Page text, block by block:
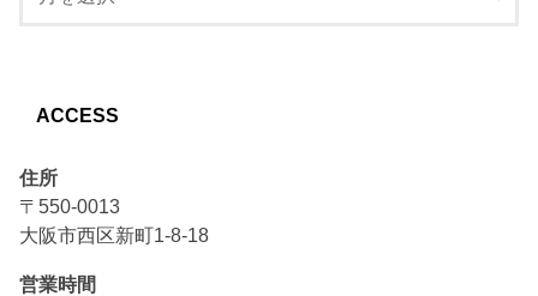
ACCESS
住所
〒550-0013
大阪市西区新町1-8-18
営業時間